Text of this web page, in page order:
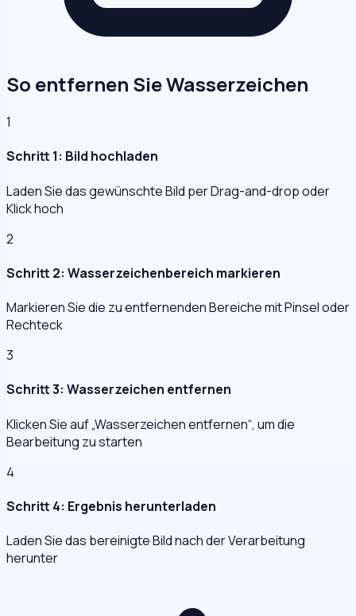
So entfernen Sie Wasserzeichen
1
Schritt 1: Bild hochladen
Laden Sie das gewünschte Bild per Drag-and-drop oder
Klick hoch
2
Schritt 2: Wasserzeichenbereich markieren
Markieren Sie die zu entfernenden Bereiche mit Pinsel oder
Rechteck
3
Schritt 3: Wasserzeichen entfernen
Klicken Sie auf „Wasserzeichen entfernen“, um die
Bearbeitung zu starten
4
Schritt 4: Ergebnis herunterladen
Laden Sie das bereinigte Bild nach der Verarbeitung
herunter